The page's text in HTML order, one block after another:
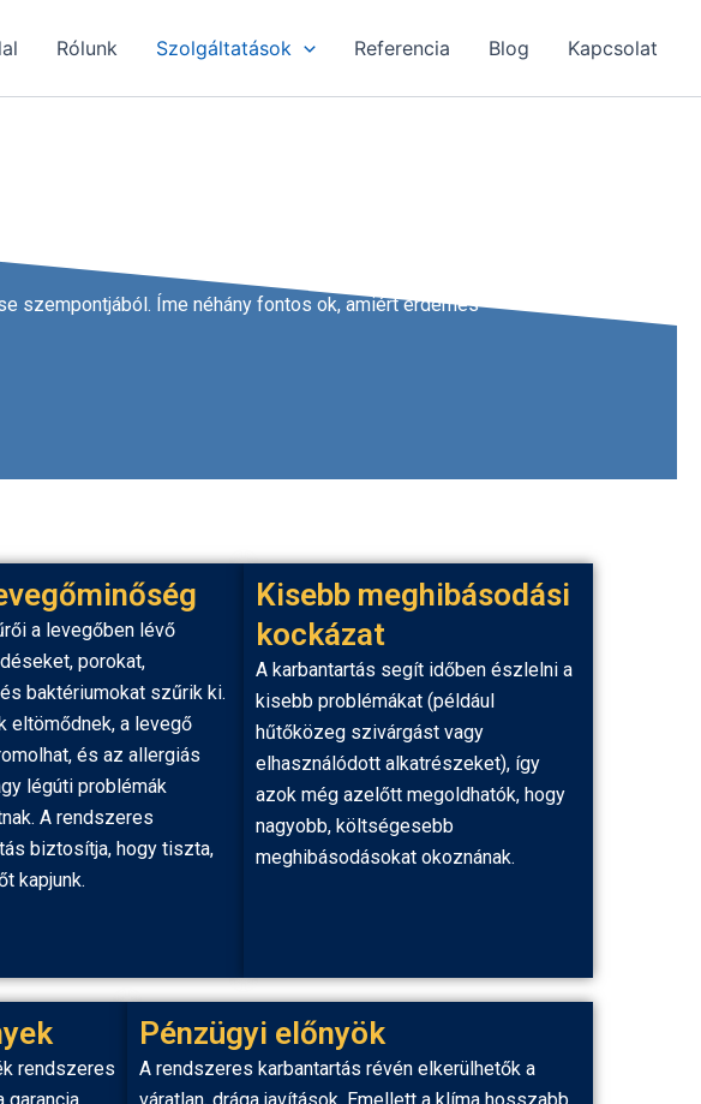
Rólunk Szolgáltatások Referencia Blog Kapcsolat
szempontjából. Íme néhány fontos ok, amiért érdemes
a levegőben lévő
porokat,
baktériumokat szűrik ki.
eltömődnek, a levegő
és az allergiás
légúti problémák
A rendszeres
biztosítja, hogy tiszta,
kapjunk.
Kisebb meghibásodási
kockázat
A karbantartás segít időben észlelni a
kisebb problémákat (például
hűtőközeg szivárgást vagy
elhasználódott alkatrészeket), így
azok még azelőtt megoldhatók, hogy
nagyobb, költségesebb
meghibásodásokat okoznának.
rendszeres
Pénzügyi előnyök
A rendszeres karbantartás révén elkerülhetők a